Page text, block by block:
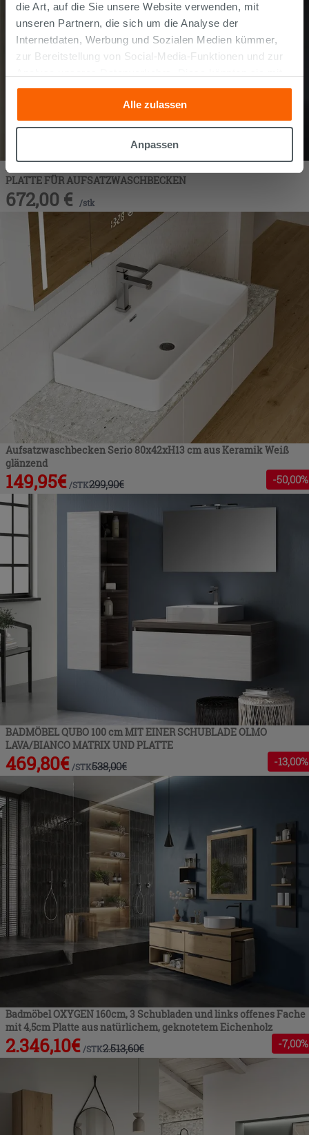
die Art, auf die Sie unsere Website verwenden, mit
unseren Partnern, die sich um die Analyse der
Internetdaten, Werbung und Sozialen Medien kümmer,
zur Bereitstellung von Social-Media-Funktionen und zur
anderen Informationen, die Sie ihnen geliefert haben oder
die sie aufgrund Ihrer Verwendung ihrer Dienste
gesammelt haben, kombinieren. Falls Sie mehr wissen
möchten oder Ihre Zustimmung zu allen oder einigen
Zustimmung kann durch Klicken auf die Schaltfläche
die Schaltfläche "X" klicken, können Sie das Surfen erst
nach der Installation der technischen Cookies fortsetzen.
Alle zulassen
Anpassen
BADEZIMMERSCHRANK QUBO 120 CM WEISS MATRIX MIT
PLATTE FÜR AUFSATZWASCHBECKEN
672,00 € /stk
Aufsatzwaschbecken Serio 80x42xH13 cm aus Keramik Weiß
glänzend
149,95€ /STK299,90€ -50,00%
BADMÖBEL QUBO 100 cm MIT EINER SCHUBLADE OLMO
LAVA/BIANCO MATRIX UND PLATTE
469,80€ /STK538,00€ -13,00%
Badmöbel OXYGEN 160cm, 3 Schubladen und links offenes Fache
mit 4,5cm Platte aus natürlichem, geknotetem Eichenholz
2.346,10€ /STK2.513,60€ -7,00%